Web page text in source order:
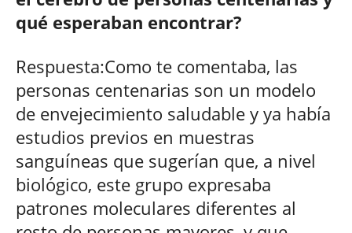
qué esperaban encontrar?
Respuesta:Como te comentaba, las
personas centenarias son un modelo
de envejecimiento saludable y ya había
estudios previos en muestras
sanguíneas que sugerían que, a nivel
biológico, este grupo expresaba
patrones moleculares diferentes al